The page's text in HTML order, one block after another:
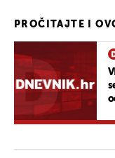
PROČITAJTE I